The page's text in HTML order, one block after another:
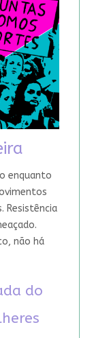
enquanto
Resistência
não há
do